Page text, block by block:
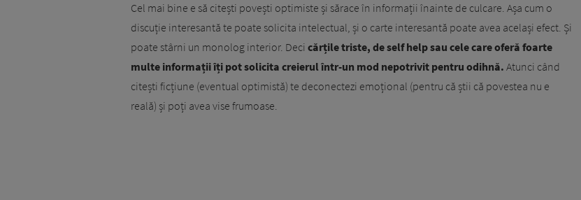
Cel mai bine e să citești povești optimiste și sărace în informații înainte de culcare. Așa cum o
discuție interesantă te poate solicita intelectual, și o carte interesantă poate avea același efect. Și
poate stârni un monolog interior. Deci cărțile triste, de self help sau cele care oferă foarte
multe informații îți pot solicita creierul într-un mod nepotrivit pentru odihnă. Atunci când
citești ficțiune (eventual optimistă) te deconectezi emoțional (pentru că știi că povestea nu e
reală) și poți avea vise frumoase.